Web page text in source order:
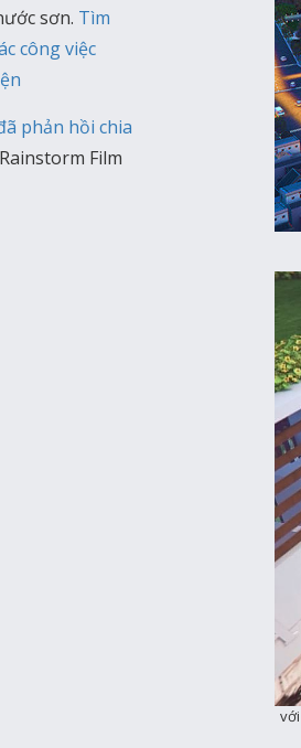
sơn. Tìm
công việc
phản hồi chia
Film